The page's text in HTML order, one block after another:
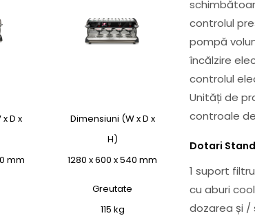
D x
mm
Dimensiuni (W x D x
H)
1280 x 600 x 540 mm
Greutate
115 kg
controlul
pompă
încălzire
controlul
Unități de
controale
Dotari
1 suport
cu aburi
dozarea și /